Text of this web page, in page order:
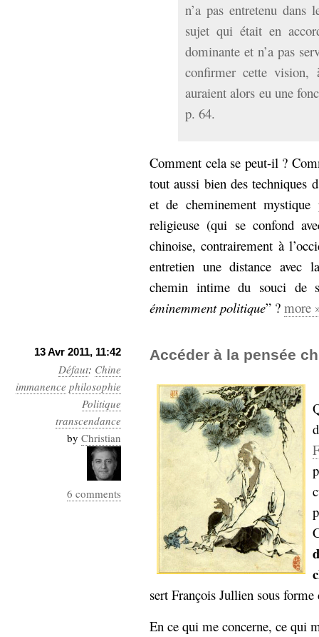
n’a pas entretenu dans
sujet qui était en
dominante et n’a pas
confirmer cette vision,
auraient alors eu une
p. 64.
Comment cela se peut-il ?
tout aussi bien des techniques
et de cheminement
religieuse (qui se confond
chinoise, contrairement à
entretien une distance avec
chemin intime du souci de
éminemment politique” ? more
13 Avr 2011, 11:42
Défaut: Chine
immanence philosophie
Politique
transcendance
by Christian
6 comments
Accéder à la pensée
sert François Jullien sous
En ce qui me concerne, ce qui
support_numérique
système_d'information
technique technologies
relationnelles travail
Web-2.0Web-
Sémantique
économie écriture